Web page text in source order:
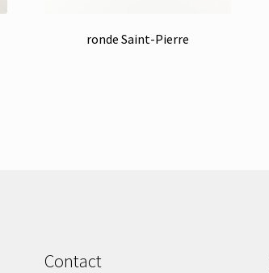
ronde Saint-Pierre
Contact